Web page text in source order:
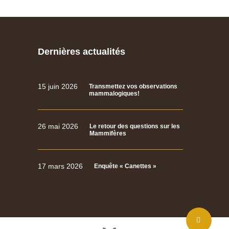
Dernières actualités
15 juin 2026
Transmettez vos observations
mammalogiques!
26 mai 2026
Le retour des questions sur les
Mammifères
17 mars 2026 Enquête « Canettes »